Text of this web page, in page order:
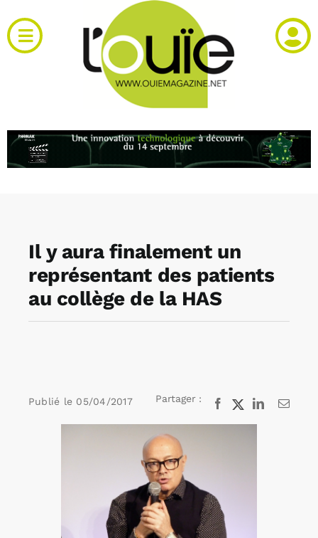
au
contenu
Toggle
Navigation
RH et emploi
Agenda
Annonces emploi
Il y aura finalement un
représentant des patients
au collège de la HAS
Publié le 05/04/2017 Partager : Facebook
X LinkedInEmail